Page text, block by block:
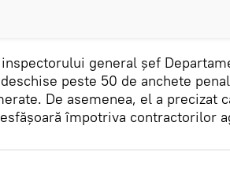
general șef
peste 50 de anchete
De asemenea, el a precizat
împotriva contractorilor